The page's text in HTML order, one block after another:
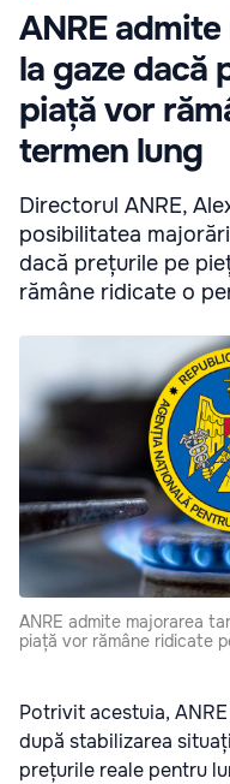
ANRE
la gaze dacă
piață vor
termen lung
Directorul ANRE,
posibilitatea
dacă prețurile pe
rămâne ridicate o
ANRE admite majorarea
piață vor rămâne ridicate
Potrivit acestuia,
după stabilizarea
prețurile reale pentru